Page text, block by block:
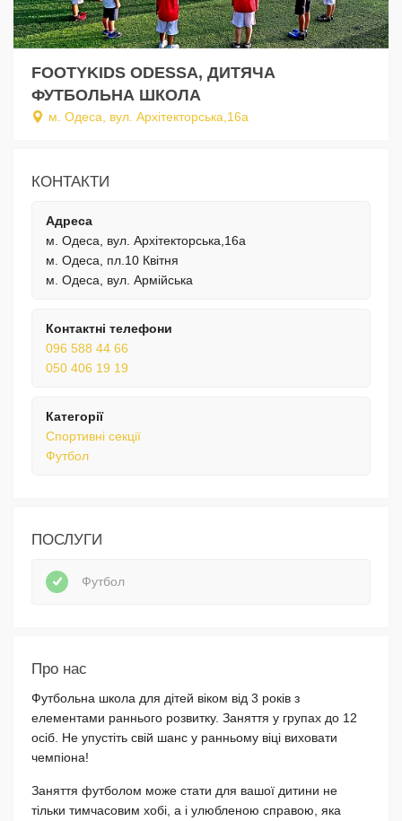
FOOTYKIDS ODESSA, ДИТЯЧА
ФУТБОЛЬНА ШКОЛА
м. Одеса, вул. Архітекторська,16а
КОНТАКТИ
Адреса
м. Одеса, вул. Архітекторська,16а
м. Одеса, пл.10 Квітня
м. Одеса, вул. Армійська
Контактні телефони
096 588 44 66
050 406 19 19
Категорії
Спортивні секції
Футбол
ПОСЛУГИ
Футбол
Про нас
Футбольна школа для дітей віком від 3 років з
елементами раннього розвитку. Заняття у групах до 12
осіб. Не упустіть свій шанс у ранньому віці виховати
чемпіона!
Заняття футболом може стати для вашої дитини не
тільки тимчасовим хобі, а і улюбленою справою, яка